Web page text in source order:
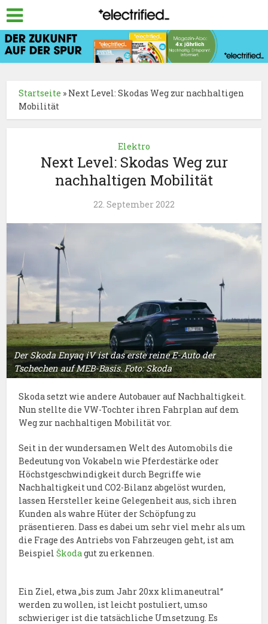
Startseite » Next Level: Skodas Weg zur nachhaltigen
Mobilität
Elektro
Next Level: Skodas Weg zur
nachhaltigen Mobilität
22. September 2022
Der Skoda Enyaq iV ist das erste reine E-Auto der
Tschechen auf MEB-Basis. Foto: Skoda
Skoda setzt wie andere Autobauer auf Nachhaltigkeit.
Nun stellte die VW-Tochter ihren Fahrplan auf dem
Weg zur nachhaltigen Mobilität vor.
Seit in der wundersamen Welt des Automobils die
Bedeutung von Vokabeln wie Pferdestärke oder
Höchstgeschwindigkeit durch Begriffe wie
Nachhaltigkeit und CO2-Bilanz abgelöst wurden,
lassen Hersteller keine Gelegenheit aus, sich ihren
Kunden als wahre Hüter der Schöpfung zu
präsentieren. Dass es dabei um sehr viel mehr als um
die Frage des Antriebs von Fahrzeugen geht, ist am
BeispielŠkoda gut zu erkennen.
Ein Ziel, etwa „bis zum Jahr 20xx klimaneutral“
werden zu wollen, ist leicht postuliert, umso
schwieriger ist die tatsächliche Umsetzung. Es